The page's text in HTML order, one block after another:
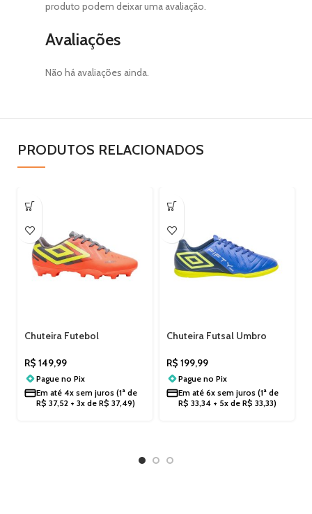
Avaliações
Não há avaliações ainda.
produto podem deixar uma avaliação.
PRODUTOS RELACIONADOS
Chuteira Futebol
Travas Masculina Umbro
Action Competição Jogo
U01FB00222
R$ 149,99
Pague no Pix
Em até 4x sem juros (1ª de
R$ 37,52 + 3x de R$ 37,49)
Chuteira Futsal Umbro
Hypergrip Conforto Indoor
U01FB00334
R$ 199,99
Pague no Pix
Em até 6x sem juros (1ª de
R$ 33,34 + 5x de R$ 33,33)